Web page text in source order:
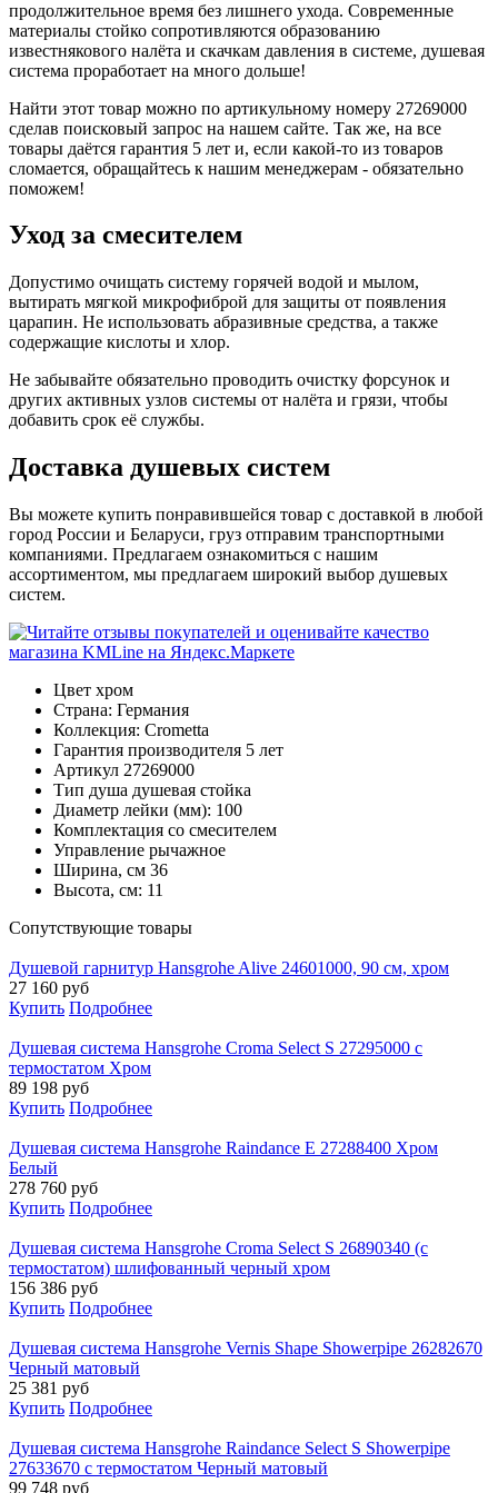
продолжительное время без лишнего ухода. Современные
материалы стойко сопротивляются образованию
известнякового налёта и скачкам давления в системе, душевая
система проработает на много дольше!
Найти этот товар можно по артикульному номеру 27269000
сделав поисковый запрос на нашем сайте. Так же, на все
товары даётся гарантия 5 лет и, если какой-то из товаров
сломается, обращайтесь к нашим менеджерам - обязательно
поможем!
Уход за смесителем
Допустимо очищать систему горячей водой и мылом,
вытирать мягкой микрофиброй для защиты от появления
царапин. Не использовать абразивные средства, а также
содержащие кислоты и хлор.
Не забывайте обязательно проводить очистку форсунок и
других активных узлов системы от налёта и грязи, чтобы
добавить срок её службы.
Доставка душевых систем
Вы можете купить понравившейся товар с доставкой в любой
город России и Беларуси, груз отправим транспортными
компаниями. Предлагаем ознакомиться с нашим
ассортиментом, мы предлагаем широкий выбор душевых
систем.
Цвет хром
Страна: Германия
Коллекция: Crometta
Гарантия производителя 5 лет
Артикул 27269000
Тип душа душевая стойка
Диаметр лейки (мм): 100
Комплектация со смесителем
Управление рычажное
Ширина, см 36
Высота, см: 11
Cопутствующие товары
Душевой гарнитур Hansgrohe Alive 24601000, 90 см, хром
27 160 руб
Купить Подробнее
Душевая система Hansgrohe Croma Select S 27295000 с
термостатом Хром
89 198 руб
Купить Подробнее
Душевая система Hansgrohe Raindance E 27288400 Хром
Белый
278 760 руб
Купить Подробнее
Душевая система Hansgrohe Croma Select S 26890340 (с
термостатом) шлифованный черный хром
156 386 руб
Купить Подробнее
Душевая система Hansgrohe Vernis Shape Showerpipe 26282670
Черный матовый
25 381 руб
Купить Подробнее
Душевая система Hansgrohe Raindance Select S Showerpipe
27633670 с термостатом Черный матовый
99 748 руб